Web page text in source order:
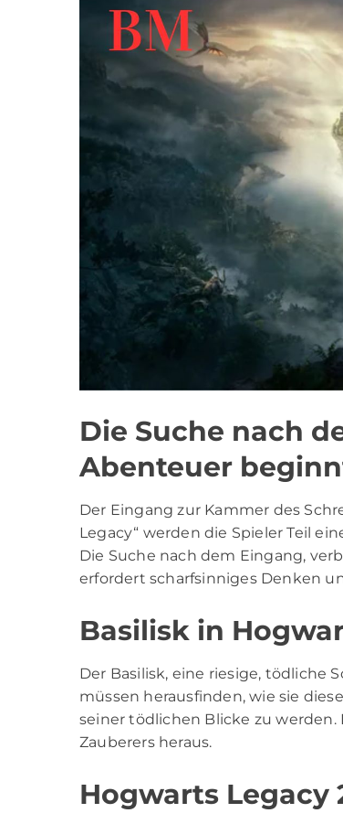
Die Suche nach
Abenteuer
Der Eingang zur Kammer des
Legacy“ werden die Spieler Teil
Die Suche nach dem Eingang,
erfordert scharfsinniges Denken
Basilisk in
Der Basilisk, eine riesige, tödliche
müssen herausfinden, wie sie
seiner tödlichen Blicke zu
Zauberers heraus.
Hogwarts Legacy